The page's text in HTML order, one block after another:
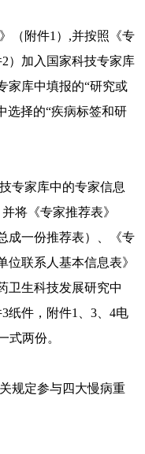
（附件1）,并按照《专
）加入国家科技专家库
家库中填报的“研究或
选择的“疾病标签和研
专家库中的专家信息
将《专家推荐表》
成一份推荐表）、《专
联系人基本信息表》
卫生科技发展研究中
纸件，附件1、3、4电
式两份。
规定参与四大慢病重